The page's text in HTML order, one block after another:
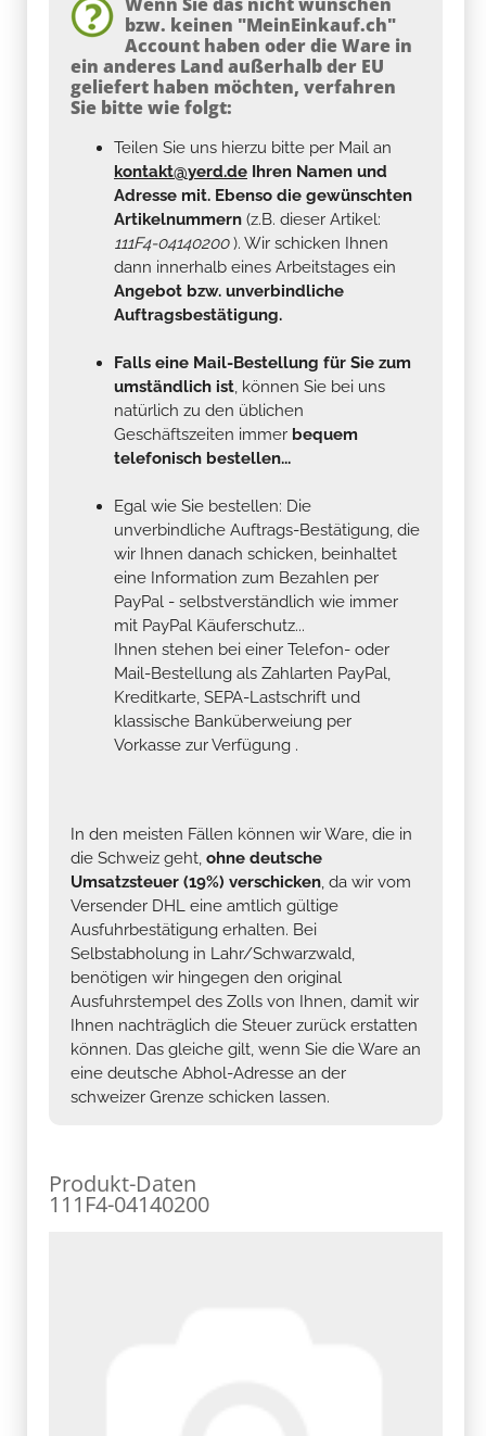
bzw. keinen "MeinEinkauf.ch"
Account haben oder die Ware in
ein anderes Land außerhalb der EU
geliefert haben möchten, verfahren
Sie bitte wie folgt:
Teilen Sie uns hierzu bitte per Mail an
kontakt@yerd.de Ihren Namen und
Adresse mit. Ebenso die gewünschten
Artikelnummern (z.B. dieser Artikel:
111F4-04140200). Wir schicken Ihnen
dann innerhalb eines Arbeitstages ein
Angebot bzw. unverbindliche
Auftragsbestätigung.
Falls eine Mail-Bestellung für Sie zum
umständlich ist, können Sie bei uns
natürlich zu den üblichen
Geschäftszeiten immer bequem
telefonisch bestellen...
Egal wie Sie bestellen: Die
unverbindliche Auftrags-Bestätigung, die
wir Ihnen danach schicken, beinhaltet
eine Information zum Bezahlen per
PayPal - selbstverständlich wie immer
mit PayPal Käuferschutz...
Ihnen stehen bei einer Telefon- oder
Mail-Bestellung als Zahlarten PayPal,
Kreditkarte, SEPA-Lastschrift und
klassische Banküberweiung per
Vorkasse zur Verfügung .
In den meisten Fällen können wir Ware, die in
die Schweiz geht, ohne deutsche
Umsatzsteuer (19%) verschicken, da wir vom
Versender DHL eine amtlich gültige
Ausfuhrbestätigung erhalten. Bei
Selbstabholung in Lahr/Schwarzwald,
benötigen wir hingegen den original
Ausfuhrstempel des Zolls von Ihnen, damit wir
Ihnen nachträglich die Steuer zurück erstatten
können. Das gleiche gilt, wenn Sie die Ware an
eine deutsche Abhol-Adresse an der
schweizer Grenze schicken lassen.
Produkt-Daten
111F4-04140200